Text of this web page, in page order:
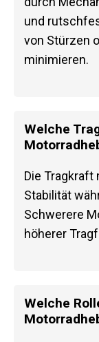
und
von Stürzen
minimieren.
Welche
Die
Stabilität
Schwerere
höherer
Welche